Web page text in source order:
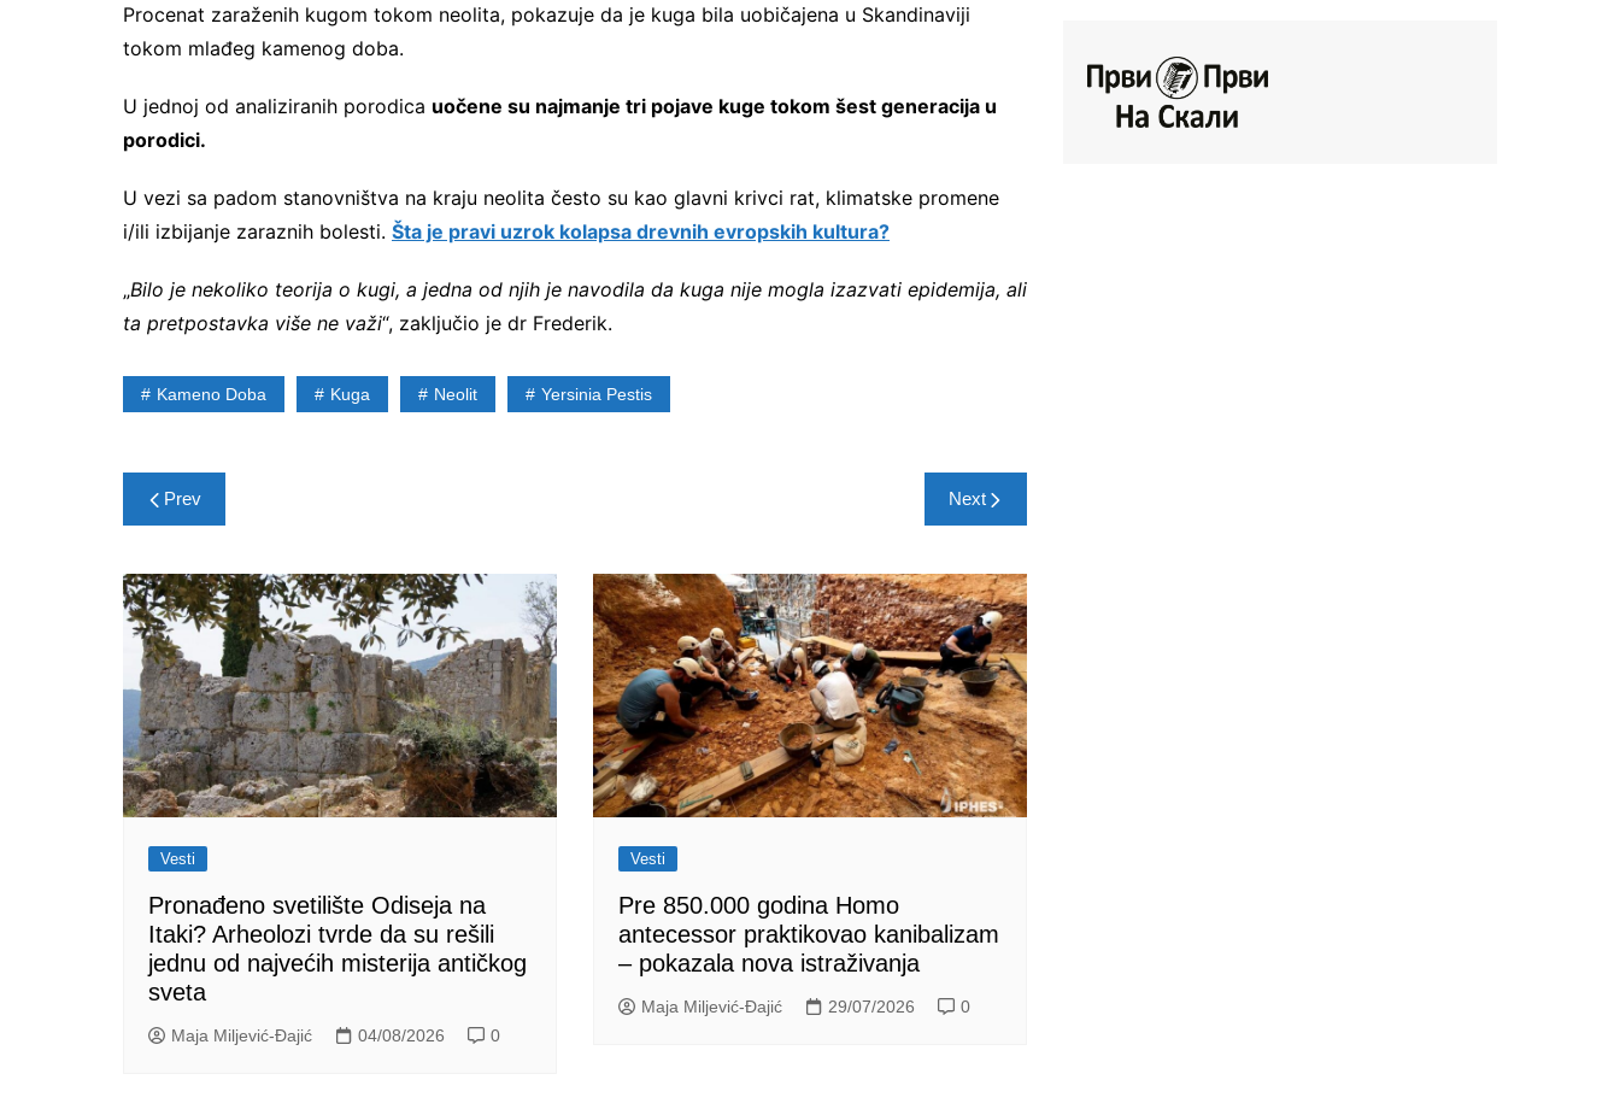
Procenat zaraženih kugom tokom neolita, pokazuje da je kuga bila uobičajena u Skandinaviji
tokom mlađeg kamenog doba.
U jednoj od analiziranih porodica uočene su najmanje tri pojave kuge tokom šest generacija u
porodici.
U vezi sa padom stanovništva na kraju neolita često su kao glavni krivci rat, klimatske promene
i/ili izbijanje zaraznih bolesti. Šta je pravi uzrok kolapsa drevnih evropskih kultura?
„Bilo je nekoliko teorija o kugi, a jedna od njih je navodila da kuga nije mogla izazvati epidemija, ali
ta pretpostavka više ne važi“, zaključio je dr Frederik.
Kameno Doba Kuga Neolit Yersinia Pestis
Post
navigation
Prev Next
Vesti
Pronađeno svetilište Odiseja na
Itaki? Arheolozi tvrde da su rešili
jednu od najvećih misterija antičkog
sveta
Maja Miljević-Đajić 04/08/2026 0
Vesti
Pre 850.000 godina Homo
antecessor praktikovao kanibalizam
– pokazala nova istraživanja
Maja Miljević-Đajić 29/07/2026 0